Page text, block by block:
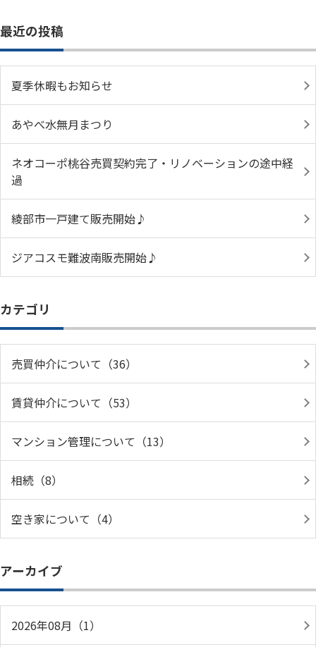
最近の投稿
夏季休暇もお知らせ
あやべ水無月まつり
ネオコーポ桃谷売買契約完了・リノベーションの途中経
過
綾部市一戸建て販売開始♪
ジアコスモ難波南販売開始♪
カテゴリ
売買仲介について（36）
賃貸仲介について（53）
マンション管理について（13）
相続（8）
空き家について（4）
アーカイブ
2026年08月（1）